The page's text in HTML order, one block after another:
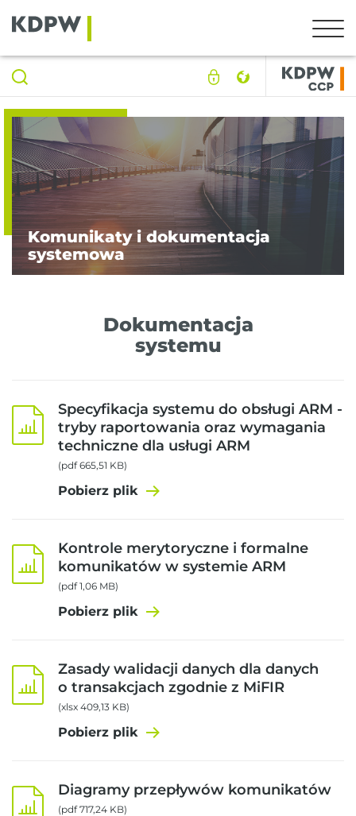
Komunikaty i dokumentacja
systemowa
Dokumentacja
systemu
Specyfikacja systemu do obsługi ARM -
tryby raportowania oraz wymagania
techniczne dla usługi ARM
(pdf 665,51 KB)
Pobierz plik
Kontrole merytoryczne i formalne
komunikatów w systemie ARM
(pdf 1,06 MB)
Pobierz plik
Zasady walidacji danych dla danych
o transakcjach zgodnie z MiFIR
(xlsx 409,13 KB)
Pobierz plik
Diagramy przepływów komunikatów
(pdf 717,24 KB)